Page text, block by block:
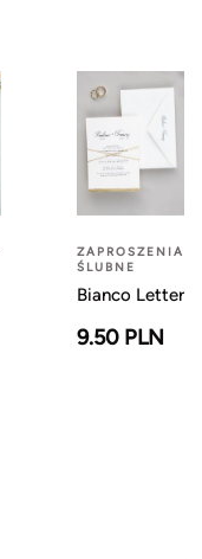
ZAPROSZENIA
ŚLUBNE
Bianco Letter
9.50 PLN